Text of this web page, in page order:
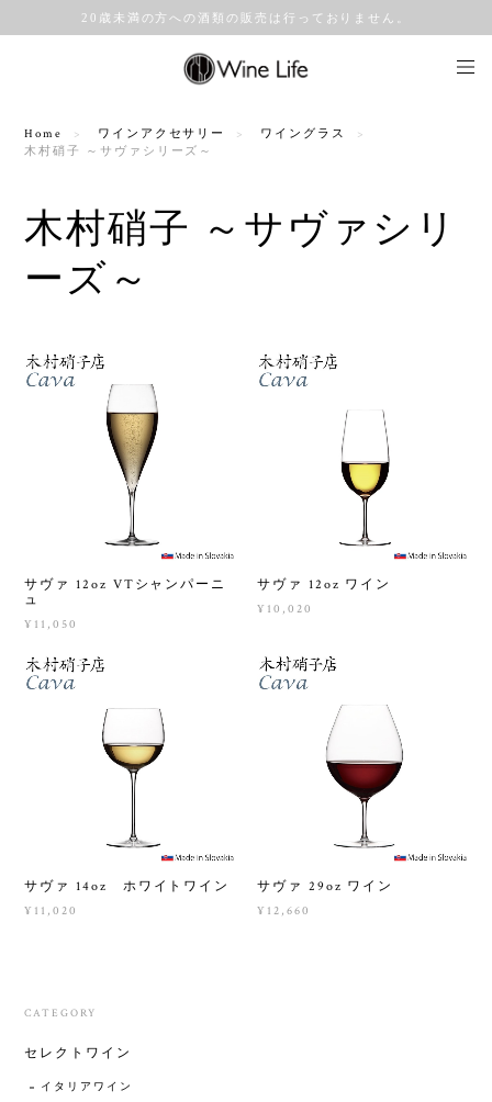
20歳未満の方への酒類の販売は行っておりません。
Home ワインアクセサリー
ワイングラス
木村硝子 ～サヴァシリーズ～
木村硝子 ～サヴァシリ
ーズ～
サヴァ 12oz VTシャンパーニ
ュ
¥11,050
サヴァ 12oz ワイン
¥10,020
サヴァ 14oz ホワイトワイン
¥11,020
サヴァ 29oz ワイン
¥12,660
CATEGORY
セレクトワイン
イタリアワイン